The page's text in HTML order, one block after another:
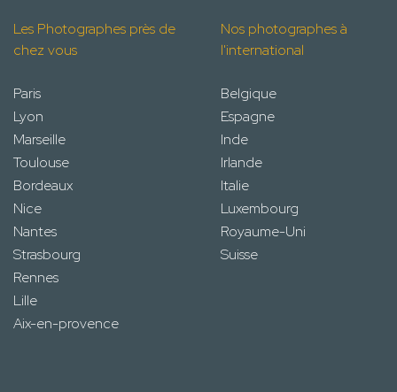
Les Photographes près de
chez vous
Paris
Lyon
Marseille
Toulouse
Bordeaux
Nice
Nantes
Strasbourg
Rennes
Lille
Aix-en-provence
Nos photographes à
l'international
Belgique
Espagne
Inde
Irlande
Italie
Luxembourg
Royaume-Uni
Suisse